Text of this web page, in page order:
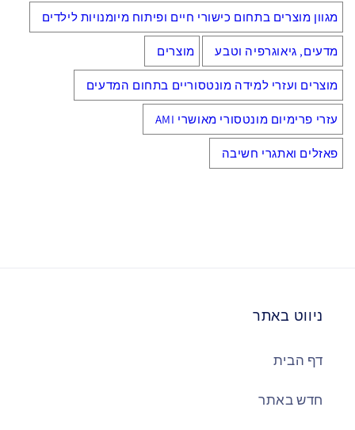
מגוון מוצרים בתחום כישורי חיים ופיתוח מיומנויות לילדים
מדעים, גיאוגרפיה וטבע מוצרים
מוצרים ועזרי למידה מונטסוריים בתחום המדעים
עזרי פרימיום מונטסורי מאושרי AMI
פאזלים ואתגרי חשיבה
ניווט באתר
דף הבית
חדש באתר